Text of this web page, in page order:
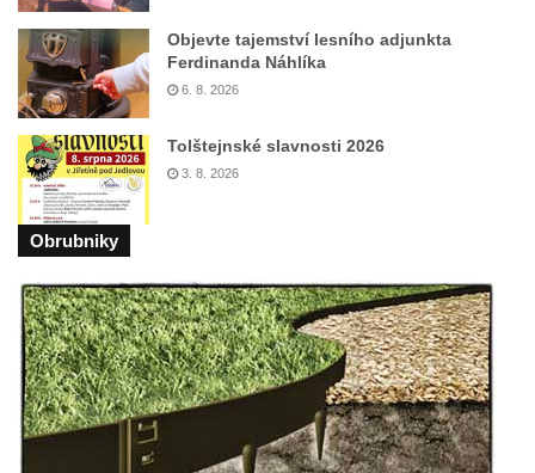
Postoloprtech
Hrob rodiny Šlégrových na hřbitově v
Postoloprtech
Hrob rodiny Janečkových na hřbitově v
Postoloprtech
Hrob rodiny Babákových na hřbitově v
Postoloprtech
Hrob rodiny Cajhamových na hřbitově v
Postoloprtech
Hrob rodiny Hoffmanových na hřbitově v
Postoloprtech
Hrob rodiny Králových na hřbitově v
Postoloprtech
Objevte tajemství lesního adjunkta
Ferdinanda Náhlíka
6. 8. 2026
Tolštejnské slavnosti 2026
3. 8. 2026
Obrubniky